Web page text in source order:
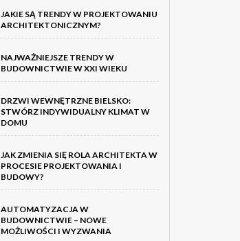
JAKIE SĄ TRENDY W PROJEKTOWANIU
ARCHITEKTONICZNYM?
NAJWAŻNIEJSZE TRENDY W
BUDOWNICTWIE W XXI WIEKU
DRZWI WEWNĘTRZNE BIELSKO:
STWÓRZ INDYWIDUALNY KLIMAT W
DOMU
JAK ZMIENIA SIĘ ROLA ARCHITEKTA W
PROCESIE PROJEKTOWANIA I
BUDOWY?
AUTOMATYZACJA W
BUDOWNICTWIE – NOWE
MOŻLIWOŚCI I WYZWANIA